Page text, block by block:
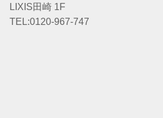
LIXIS田崎 1F
TEL:0120-967-747